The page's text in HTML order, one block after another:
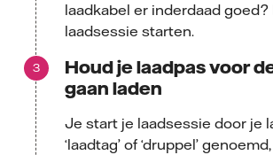
laadkabel er inderdaad goed?
laadsessie starten.
Houd je laadpas voor
gaan laden
Je start je laadsessie door je
‘laadtag’ of ‘druppel’